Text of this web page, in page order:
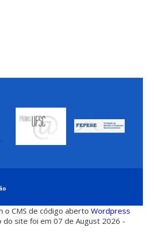
o CMS de código abertoWordpress
do site foi em 07 de August 2026 -